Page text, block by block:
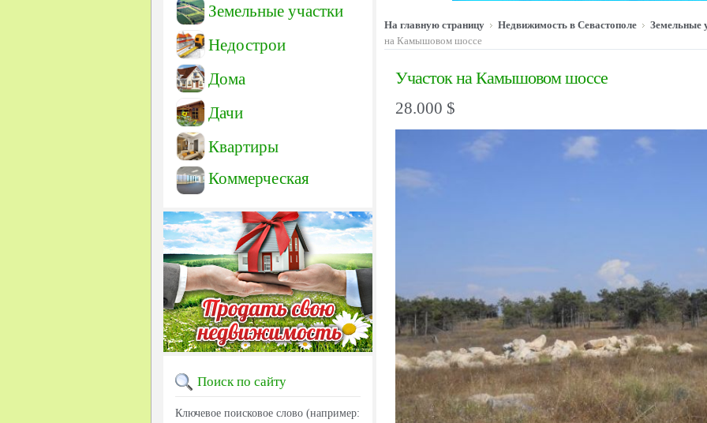
Земельные участки
Недострои
Дома
Дачи
Квартиры
Коммерческая
Поиск по сайту
Ключевое поисковое слово (например:
На главную страницу Недвижимость в Севастополе
Земельные
на Камышовом шоссе
Участок на Камышовом шоссе
28.000 $